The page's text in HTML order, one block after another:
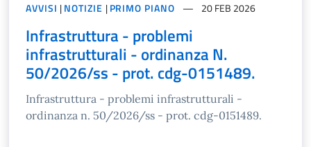
AVVISI |NOTIZIE |PRIMO PIANO 20 FEB 2026
Infrastruttura - problemi
infrastrutturali - ordinanza N.
50/2026/ss - prot. cdg-0151489.
Infrastruttura - problemi infrastrutturali -
ordinanza n. 50/2026/ss - prot. cdg-0151489.